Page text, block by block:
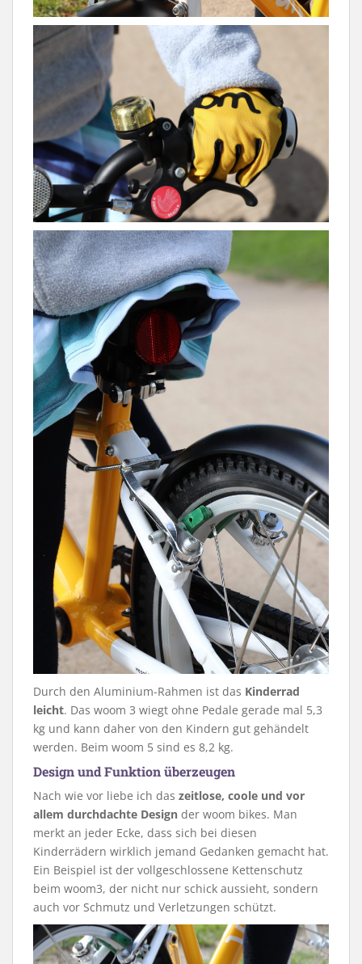
Durch den Aluminium-Rahmen ist das Kinderrad
leicht. Das woom 3 wiegt ohne Pedale gerade mal 5,3
kg und kann daher von den Kindern gut gehändelt
werden. Beim woom 5 sind es 8,2 kg.
Design und Funktion überzeugen
Nach wie vor liebe ich das zeitlose, coole und vor
allem durchdachte Design der woom bikes. Man
merkt an jeder Ecke, dass sich bei diesen
Kinderrädern wirklich jemand Gedanken gemacht hat.
Ein Beispiel ist der vollgeschlossene Kettenschutz
beim woom3, der nicht nur schick aussieht, sondern
auch vor Schmutz und Verletzungen schützt.